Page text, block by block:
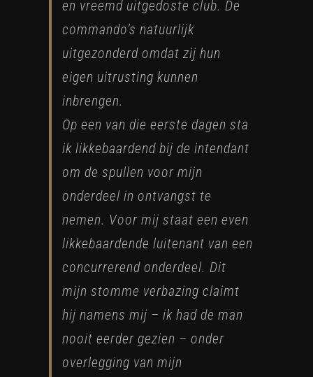
en vreemd uitgedoste club. De
commando’s natuurlijk
uitgezonderd omdat zij hun
eigen uitrusting kunnen
inbrengen.
Op een van die eerste dagen sta
ik likkebaardend bij de intendant
om de spullen voor mijn
onderdeel in ontvangst te
nemen. Voor mij staat een even
likkebaardende luitenant van een
concurrerend onderdeel. Dit
mijn stomme verbazing claimt
hij namens mij – ik had de man
nooit eerder gezien – onder
overlegging van mijn